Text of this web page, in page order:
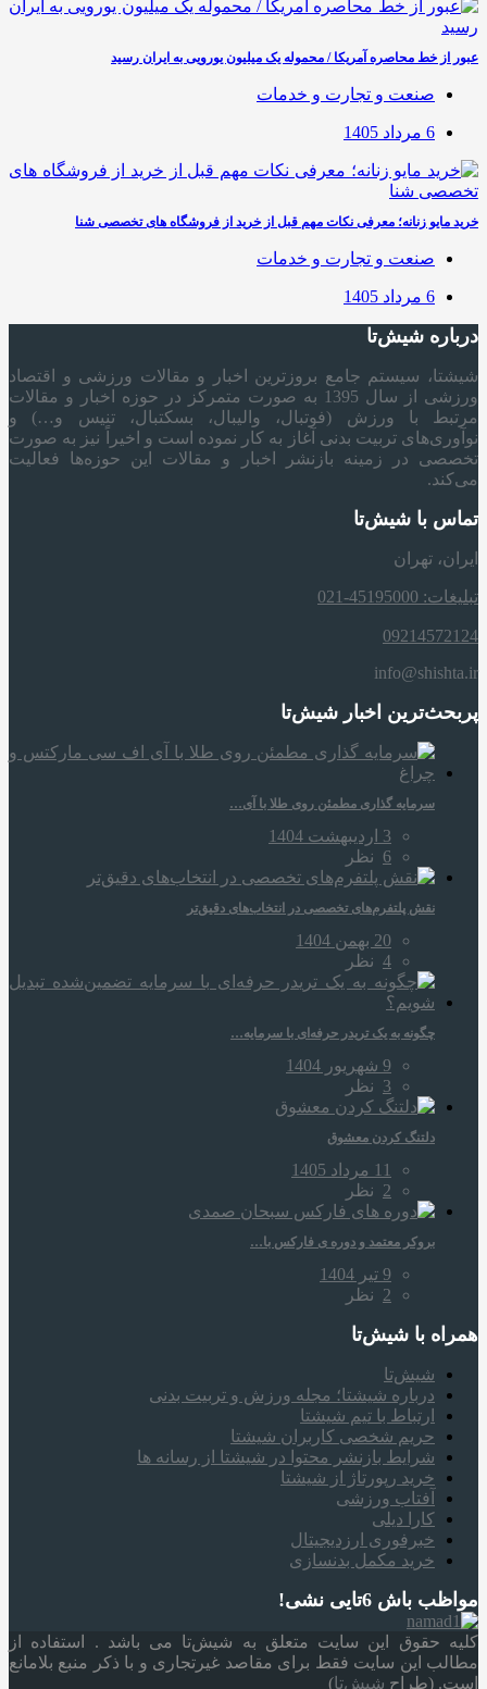
عبور از خط محاصره آمریکا / محموله یک میلیون یورویی به ایران رسید
صنعت و تجارت و خدمات
6 مرداد 1405
خرید مایو زنانه؛ معرفی نکات مهم قبل از خرید از فروشگاه های تخصصی شنا
صنعت و تجارت و خدمات
6 مرداد 1405
درباره شیش‌تا
شیشتا، سیستم جامع بروزترین اخبار و مقالات ورزشی و اقتصاد
ورزشی از سال 1395 به صورت متمرکز در حوزه اخبار و مقالات
مرتبط با ورزش (فوتبال، والیبال، بسکتبال، تنیس و…) و
نوآوری‌های تربیت بدنی آغاز به کار نموده است و اخیراً نیز به صورت
تخصصی در زمینه بازنشر اخبار و مقالات این حوزه‌ها فعالیت
می‌کند.
تماس با شیش‌تا
ایران، تهران
تبلیغات: 45195000-021
09214572124
info@shishta.ir
پربحث‌ترین اخبار شیش‌تا
سرمایه‌ گذاری مطمئن روی طلا با آی…
3 اردیبهشت 1404
6 نظر
نقش پلتفرم‌های تخصصی در انتخاب‌های دقیق‌تر
20 بهمن 1404
4 نظر
چگونه به یک تریدر حرفه‌ای با سرمایه…
9 شهریور 1404
3 نظر
دلتنگ کردن معشوق
11 مرداد 1405
2 نظر
بروکر معتمد و دوره‌ ی فارکس با…
9 تیر 1404
2 نظر
همراه‌ با شیش‌تا
شیش‌تا
درباره شیشتا؛ مجله ورزش و تربیت بدنی
ارتباط با تیم شیشتا
حریم شخصی کاربران شیشتا
شرایط بازنشر محتوا در شیشتا از رسانه ها
خرید رپورتاژ از شیشتا
آفتاب ورزشی
کارا دیلی
خبرفوری ارزدیجیتال
خرید مکمل بدنسازی
مواظب باش 6تایی نشی!
کلیه حقوق این سایت متعلق به شیش‌تا می باشد . استفاده از
مطالب این سایت فقط برای مقاصد غیرتجاری و با ذکر منبع بلامانع
است. (طراح شیش‌تا)